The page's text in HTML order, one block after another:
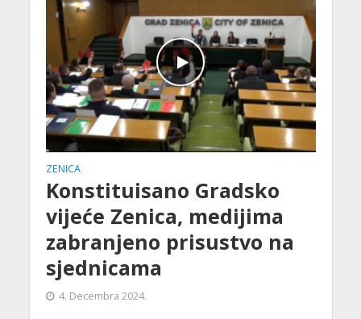
ZENICA
Konstituisano Gradsko
vijeće Zenica, medijima
zabranjeno prisustvo na
sjednicama
4. Decembra 2024.